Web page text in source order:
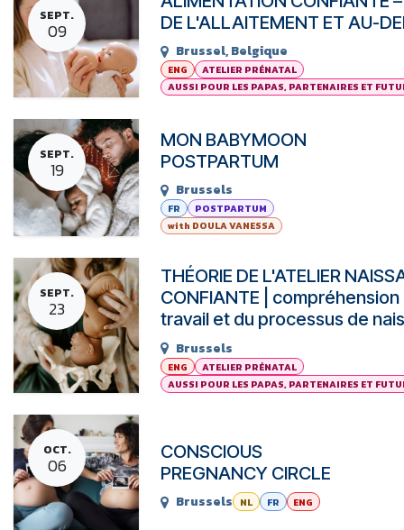
SEPT.
09
DE L'ALLAITEMENT ET AU-
Brussel,Belgique
ENG
ATELIER PRÉNATAL
AUSSI POUR LES PAPAS, PARTENAIRES ET
SEPT.
19
MON BABYMOON
POSTPARTUM
Brussels
FR
POSTPARTUM
with DOULA VANESSA
SEPT.
23
THÉORIE DE L'ATELIER
CONFIANTE | compréhension
travail et du processus de
Brussels
ENG
ATELIER PRÉNATAL
AUSSI POUR LES PAPAS, PARTENAIRES ET
OCT.
06
CONSCIOUS
PREGNANCY CIRCLE
Brussels NL FR ENG